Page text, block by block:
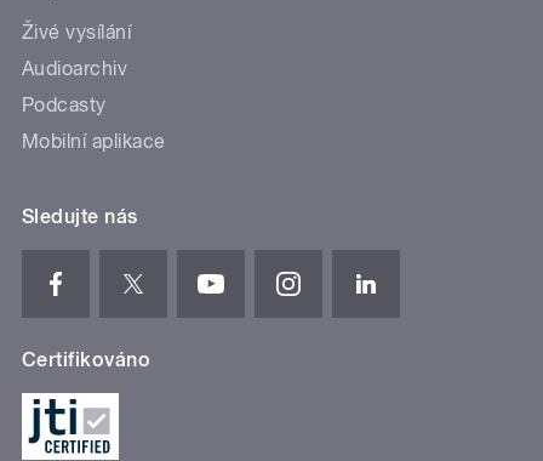
Živé vysílání
Audioarchiv
Podcasty
Mobilní aplikace
Sledujte nás
Certifikováno